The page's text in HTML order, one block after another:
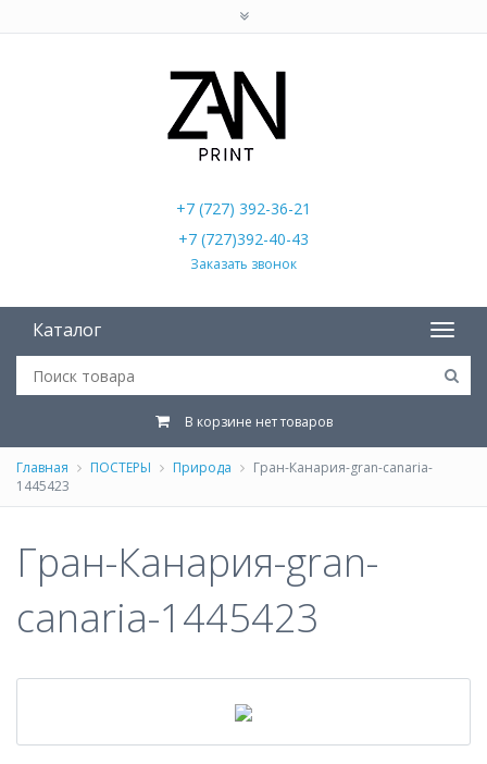
+7 (727) 392-36-21
+7 (727)392-40-43
Заказать звонок
Каталог
В корзине нет товаров
Главная ПОСТЕРЫ Природа
Гран-Канария-gran-canaria-
1445423
Гран-Канария-gran-
canaria-1445423